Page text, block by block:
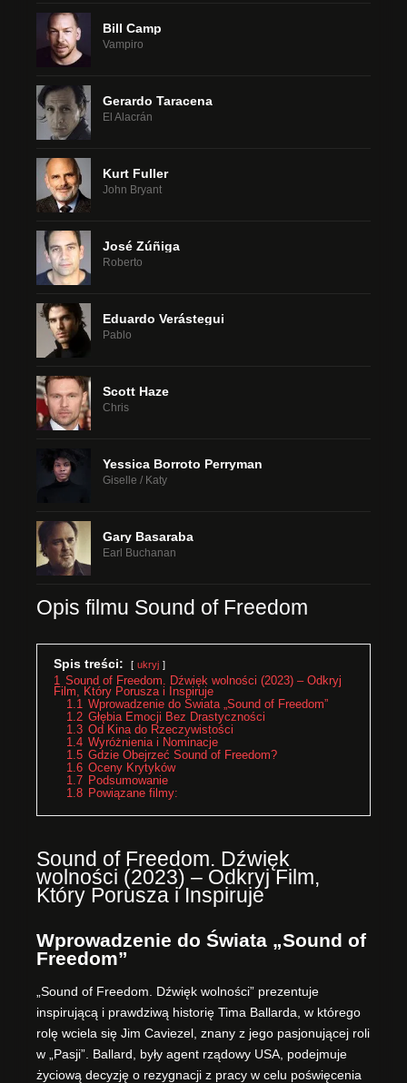
Bill Camp
Vampiro
Gerardo Taracena
El Alacrán
Kurt Fuller
John Bryant
José Zúñiga
Roberto
Eduardo Verástegui
Pablo
Scott Haze
Chris
Yessica Borroto Perryman
Giselle / Katy
Gary Basaraba
Earl Buchanan
Opis filmu Sound of Freedom
Spis treści: ukryj
1 Sound of Freedom. Dźwięk wolności (2023) – Odkryj
Film, Który Porusza i Inspiruje
1.1 Wprowadzenie do Świata „Sound of Freedom”
1.2 Głębia Emocji Bez Drastyczności
1.3 Od Kina do Rzeczywistości
1.4 Wyróżnienia i Nominacje
1.5 Gdzie Obejrzeć Sound of Freedom?
1.6 Oceny Krytyków
1.7 Podsumowanie
1.8 Powiązane filmy:
Sound of Freedom. Dźwięk
wolności (2023) – Odkryj Film,
Który Porusza i Inspiruje
Wprowadzenie do Świata „Sound of
Freedom”
„Sound of Freedom. Dźwięk wolności” prezentuje
inspirującą i prawdziwą historię Tima Ballarda, w którego
rolę wciela się Jim Caviezel, znany z jego pasjonującej roli
w „Pasji”. Ballard, były agent rządowy USA, podejmuje
życiową decyzję o rezygnacji z pracy w celu poświęcenia